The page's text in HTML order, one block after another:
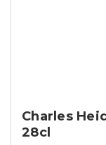
Charles
28cl